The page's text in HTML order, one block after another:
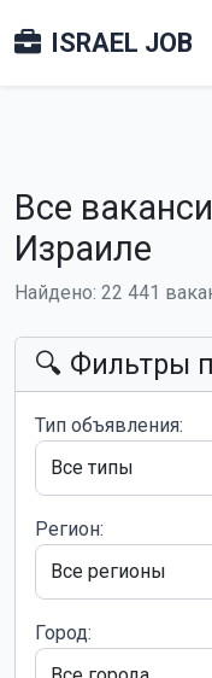
ISRAEL JOB
Все
Израиле
Найдено: 22 441
🔍 Фильтры
Тип объявления:
Регион:
Город: